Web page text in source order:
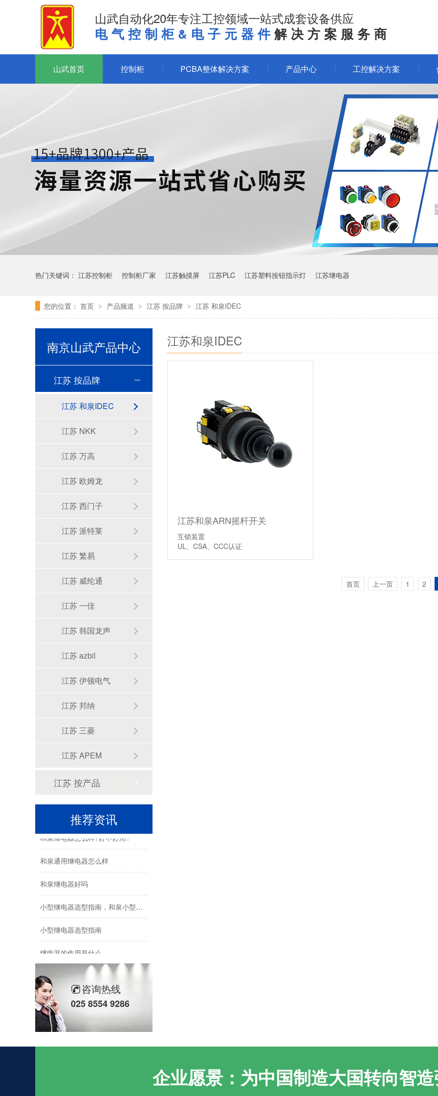
山武自动化20年专注工控领域一站式成套设备供应
电气控制柜&电子元器件解决方案服务商
山武首页 控制柜 PCBA整体解决方案 产品中心 工控解决方案
热门关键词： 江苏控制柜 控制柜厂家 江苏触摸屏 江苏PLC 江苏塑料按钮指示灯 江苏继电器
您的位置： 首页 > 产品频道 > 江苏 按品牌 > 江苏 和泉IDEC
江苏和泉IDEC
江苏和泉ARN摇杆开关
互锁装置
UL、CSA、CCC认证
首页 上一页 1 2
南京山武产品中心
江苏 按品牌
江苏 和泉IDEC
江苏 NKK
江苏 万高
江苏 欧姆龙
江苏 西门子
江苏 派特莱
江苏 繁易
江苏 威纶通
江苏 一佳
江苏 韩国龙声
江苏 azbil
江苏 伊顿电气
江苏 邦纳
江苏 三菱
江苏 APEM
江苏 按产品
推荐资讯
继电器选型方法有哪些
和泉继电器怎么样?好不好用?
和泉通用继电器怎么样
和泉继电器好吗
小型继电器选型指南
继电器的作用是什么
和泉继电器价格多少钱一个
继电器的工作原理及作用
继电器选型方法有哪些
咨询热线
025 8554 9286
企业愿景：为中国制造大国转向智